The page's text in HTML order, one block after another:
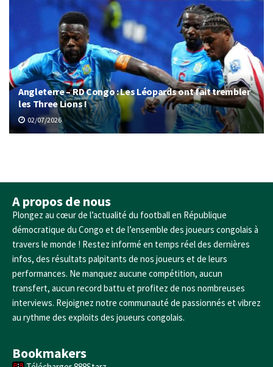
Angleterre – RD Congo : Les Léopards ont fait trembler
les Three Lions !
02/07/2026
A propos de nous
Plongez au cœur de l’actualité du football en République
démocratique du Congo et de l’ensemble des joueurs congolais à
travers le monde ! Restez informé en temps réel des dernières
infos, des résultats palpitants de nos joueurs et de leurs
performances. Ne manquez aucune compétition, aucun
transfert, aucun record battu et profitez de nos nombreuses
interviews. Rejoignez notre communauté de passionnés et vibrez
au rythme des exploits des joueurs congolais.
Bookmakers